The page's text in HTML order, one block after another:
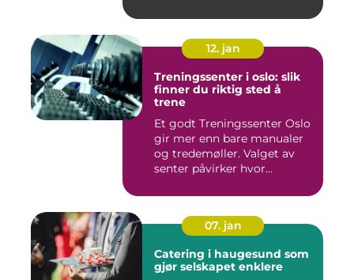
12. jan
Treningssenter i oslo: slik
finner du riktig sted å
trene
Et godt Treningssenter Oslo
gir mer enn bare manualer
og tredemøller. Valget av
senter påvirker hvor...
07. jan
Catering i haugesund som
gjør selskapet enklere